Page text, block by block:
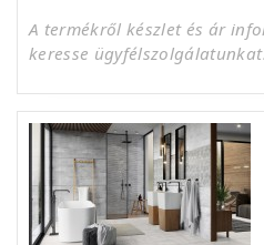
A termékről készlet és ár
keresse ügyfélszolgálatunkat.